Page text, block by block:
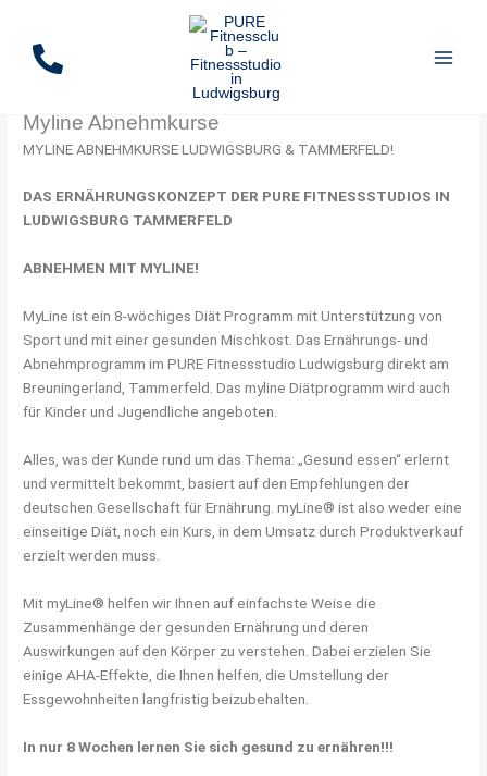
springen
Myline Abnehmkurse
MYLINE ABNEHMKURSE LUDWIGSBURG & TAMMERFELD!
DAS ERNÄHRUNGSKONZEPT DER PURE FITNESSSTUDIOS IN
LUDWIGSBURG TAMMERFELD
ABNEHMEN MIT MYLINE!
MyLine ist ein 8-wöchiges Diät Programm mit Unterstützung von
Sport und mit einer gesunden Mischkost. Das Ernährungs- und
Abnehmprogramm im PURE Fitnessstudio Ludwigsburg direkt am
Breuningerland, Tammerfeld. Das myline Diätprogramm wird auch
für Kinder und Jugendliche angeboten.
Alles, was der Kunde rund um das Thema: „Gesund essen“ erlernt
und vermittelt bekommt, basiert auf den Empfehlungen der
deutschen Gesellschaft für Ernährung. myLine® ist also weder eine
einseitige Diät, noch ein Kurs, in dem Umsatz durch Produktverkauf
erzielt werden muss.
Mit myLine® helfen wir Ihnen auf einfachste Weise die
Zusammenhänge der gesunden Ernährung und deren
Auswirkungen auf den Körper zu verstehen. Dabei erzielen Sie
einige AHA-Effekte, die Ihnen helfen, die Umstellung der
Essgewohnheiten langfristig beizubehalten.
In nur 8 Wochen lernen Sie sich gesund zu ernähren!!!